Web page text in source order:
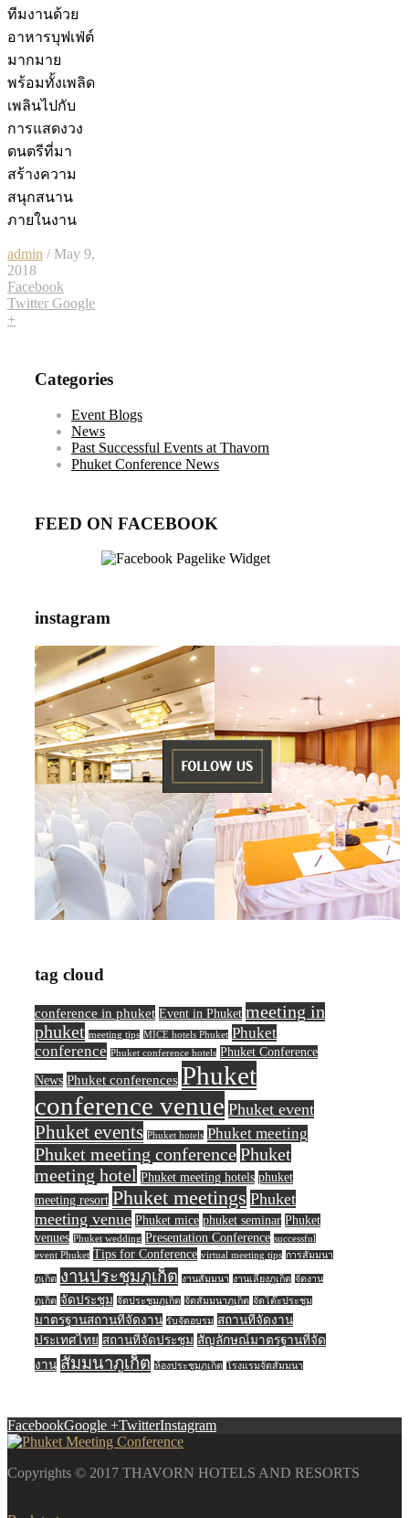
ทีมงานด้วย
อาหารบุฟเฟ่ต์
มากมาย
พร้อมทั้งเพลิด
เพลินไปกับ
การแสดงวง
ดนตรีที่มา
สร้างความ
สนุกสนาน
ภายในงาน
admin / May 9,
2018
Facebook
Twitter Google
+
Categories
Event Blogs
News
Past Successful Events at Thavorn
Phuket Conference News
FEED ON FACEBOOK
instagram
tag cloud
conference in phuket Event in Phuket meeting in
phuket meeting tips MICE hotels Phuket Phuket
conference Phuket conference hotels Phuket Conference
News Phuket conferences Phuket
conference venue Phuket event
Phuket events Phuket hotels Phuket meeting
Phuket meeting conferencePhuket
meeting hotel Phuket meeting hotels phuket
meeting resort Phuket meetings Phuket
meeting venue Phuket mice phuket seminar Phuket
venues Phuket wedding Presentation Conference successful
event Phuket Tips for Conference virtual meeting tips การสัมมนา
ภูเก็ต งานประชุมภูเก็ต งานสัมมนา งานเลี้ยงภูเก็ต จัดงาน
ภูเก็ต จัดประชุม จัดประชุมภูเก็ต จัดสัมมนาภูเก็ต จัดโต๊ะประชุม
มาตรฐานสถานที่จัดงาน รับจัดอบรม สถานที่จัดงาน
ประเทศไทย สถานที่จัดประชุม สัญลักษณ์มาตรฐานที่จัด
งาน สัมมนาภูเก็ต ห้องประชุมภูเก็ต โรงแรมจัดสัมมนา
FacebookGoogle +TwitterInstagram
Copyrights © 2017 THAVORN HOTELS AND RESORTS